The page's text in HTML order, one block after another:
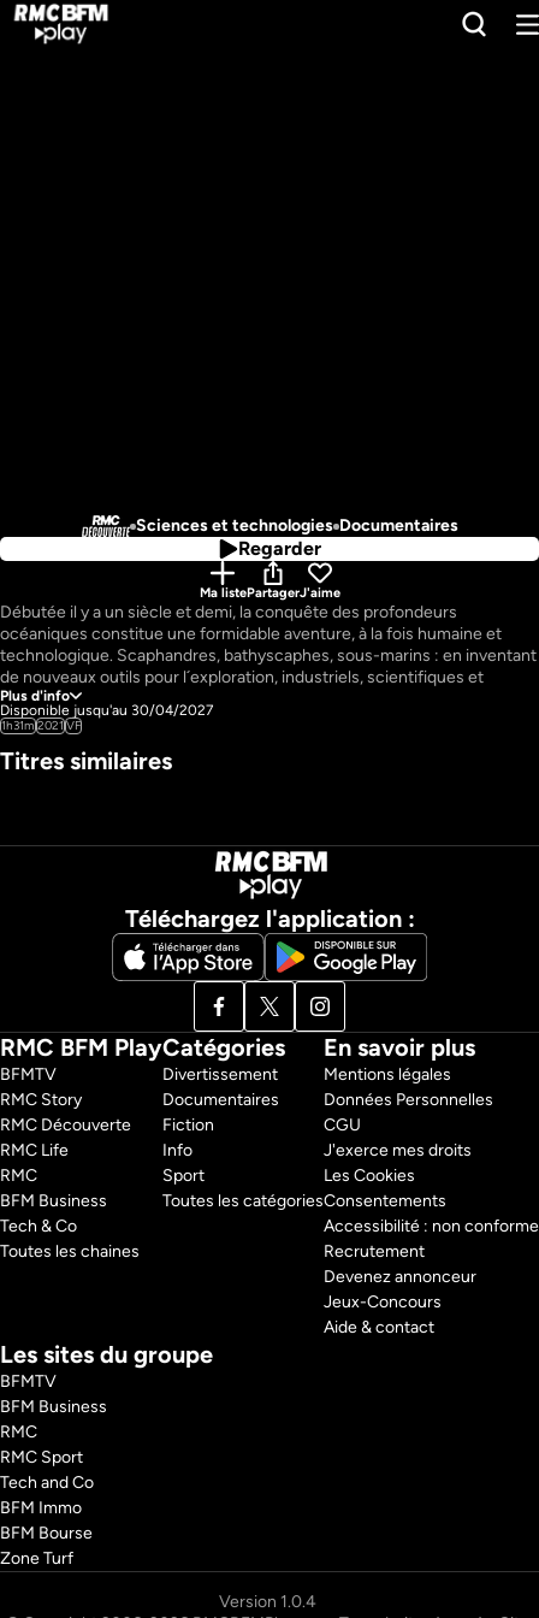
Sciences et technologies Documentaires
Regarder
Ma listePartagerJ'aime
Débutée il y a un siècle et demi, la conquête des profondeurs
océaniques constitue une formidable aventure, à la fois humaine et
technologique. Scaphandres, bathyscaphes, sous-marins : en inventant
de nouveaux outils pour l´exploration, industriels, scientifiques et
militaires ont permis d´affronter ces territoires inconnus et de relever
les défis posés par le froid, l´absence de lumière et les terribles
lourds », de l´invention du scaphandre autonome aux premières
histoire que retrace le documentaire Abysses, à l´aide d´archives
exceptionnelles et de témoignages inédits.
Michel VIOTTE
Michel VIOTTE
Plus d'info
Disponible jusqu'au 30/04/2027
1h31m2021VF
Titres similaires
Téléchargez l'application :
RMC BFM Play
BFMTV
RMC Story
RMC Découverte
RMC Life
RMC
BFM Business
Tech & Co
Toutes les chaines
Catégories
Divertissement
Documentaires
Fiction
Info
Sport
Toutes les catégories
En savoir plus
Mentions légales
Données Personnelles
CGU
J'exerce mes droits
Les Cookies
Consentements
Accessibilité : non conforme
Recrutement
Devenez annonceur
Jeux-Concours
Aide & contact
Les sites du groupe
BFMTV
BFM Business
RMC
RMC Sport
Tech and Co
BFM Immo
BFM Bourse
Zone Turf